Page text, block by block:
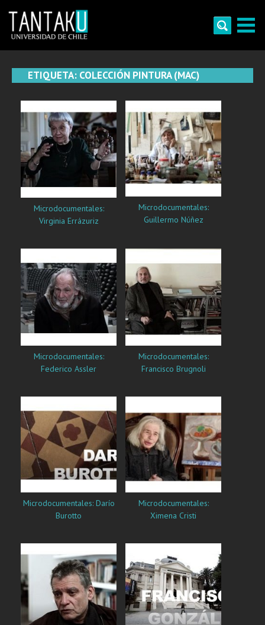
content
ETIQUETA: COLECCIÓN PINTURA (MAC)
Microdocumentales:
Virginia Errázuriz
Microdocumentales:
Guillermo Núñez
Microdocumentales:
Federico Assler
Microdocumentales:
Francisco Brugnoli
Microdocumentales: Darío
Burotto
Microdocumentales:
Ximena Cristi